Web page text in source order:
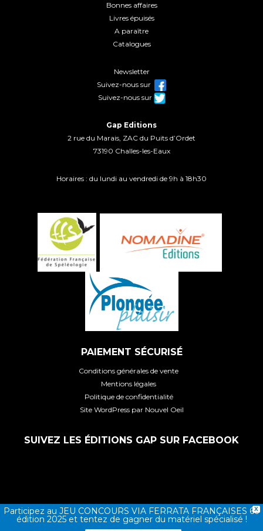
Bonnes affaires
Livres épuisés
A paraître
Catalogues
Newsletter
Suivez-nous sur
Suivez-nous sur
Gap Editions
2 rue du Marais, ZAC du Puits d’Ordet
73190 Challes-les-Eaux
Horaires : du lundi au vendredi de 9h à 18h30
PAIEMENT SÉCURISÉ
Conditions générales de vente
Mentions légales
Politique de confidentialité
Site WordPress par Nouvel Oeil
SUIVEZ LES ÉDITIONS GAP SUR FACEBOOK
X
Participez au JEU CONCOURS VIA FERRATA FRANÇAISES 6e
édition 2025 et tentez de gagner du matériel spécialisé !